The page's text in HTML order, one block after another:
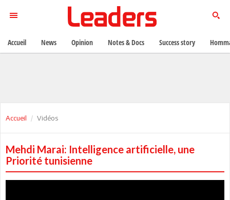
Accueil Vidéos
Mehdi Marai: Intelligence artificielle, une
Priorité tunisienne
Accueil News Opinion Notes & Docs Success story